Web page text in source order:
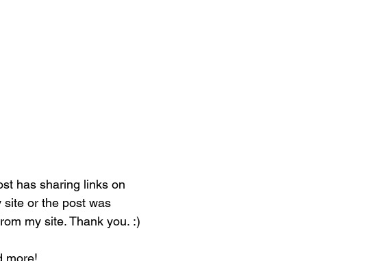
has sharing links on
site or the post was
my site. Thank you. :)
more!